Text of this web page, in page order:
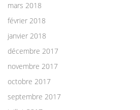
mars 2018
février 2018
janvier 2018
décembre 2017
novembre 2017
octobre 2017
septembre 2017